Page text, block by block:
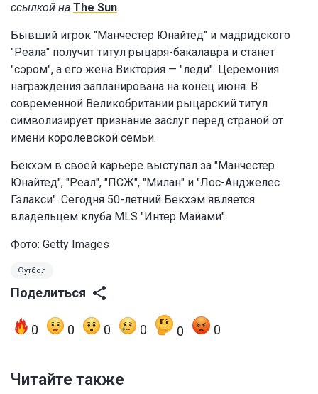
ссылкой на The Sun.
Бывший игрок "Манчестер Юнайтед" и мадридского
"Реала" получит титул рыцаря-бакалавра и станет
"сэром", а его жена Виктория — "леди". Церемония
награждения запланирована на конец июня. В
современной Великобритании рыцарский титул
символизирует признание заслуг перед страной от
имени королевской семьи.
Бекхэм в своей карьере выступал за "Манчестер
Юнайтед", "Реал", "ПСЖ", "Милан" и "Лос-Анджелес
Гэлакси". Сегодня 50-летний Бекхэм является
владельцем клуба MLS "Интер Майами".
Фото: Getty Images
Футбол
Поделиться
0 0 0 0 0 0
Читайте также